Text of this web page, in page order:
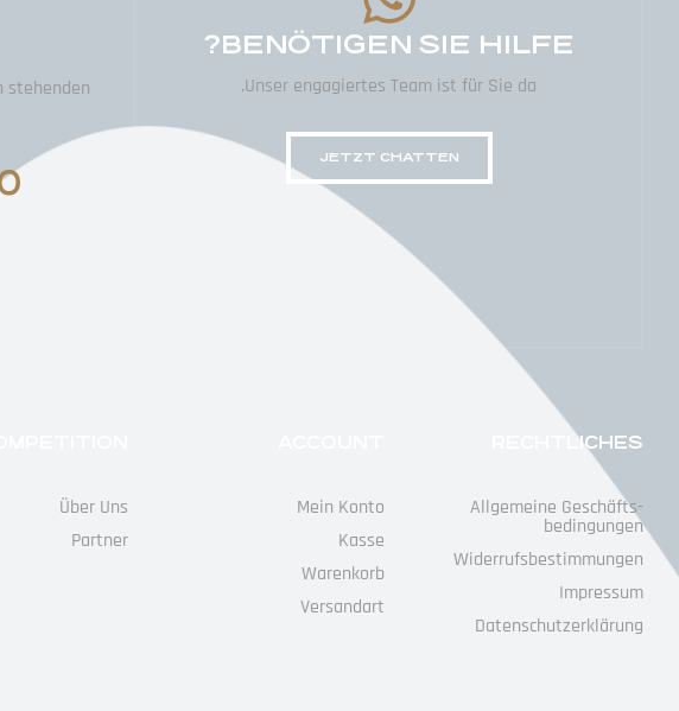
BENÖTIGEN SIE HILFE?
Unser engagiertes Team ist für Sie da.
JETZT CHATTEN
stehenden
RECHTLICHES
Allgemeine Geschäfts­
Bedingungen
Widerrufs­bestimmungen
Impressum
Datenschutz­erklärung
Mein Konto
Kasse
Warenkorb
Versandart
Über Uns
Partner